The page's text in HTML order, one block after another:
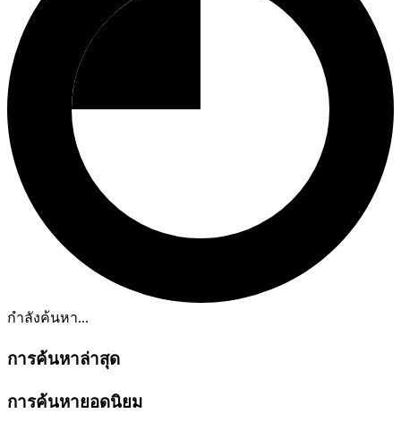
กำลังค้นหา...
การค้นหาล่าสุด
การค้นหายอดนิยม